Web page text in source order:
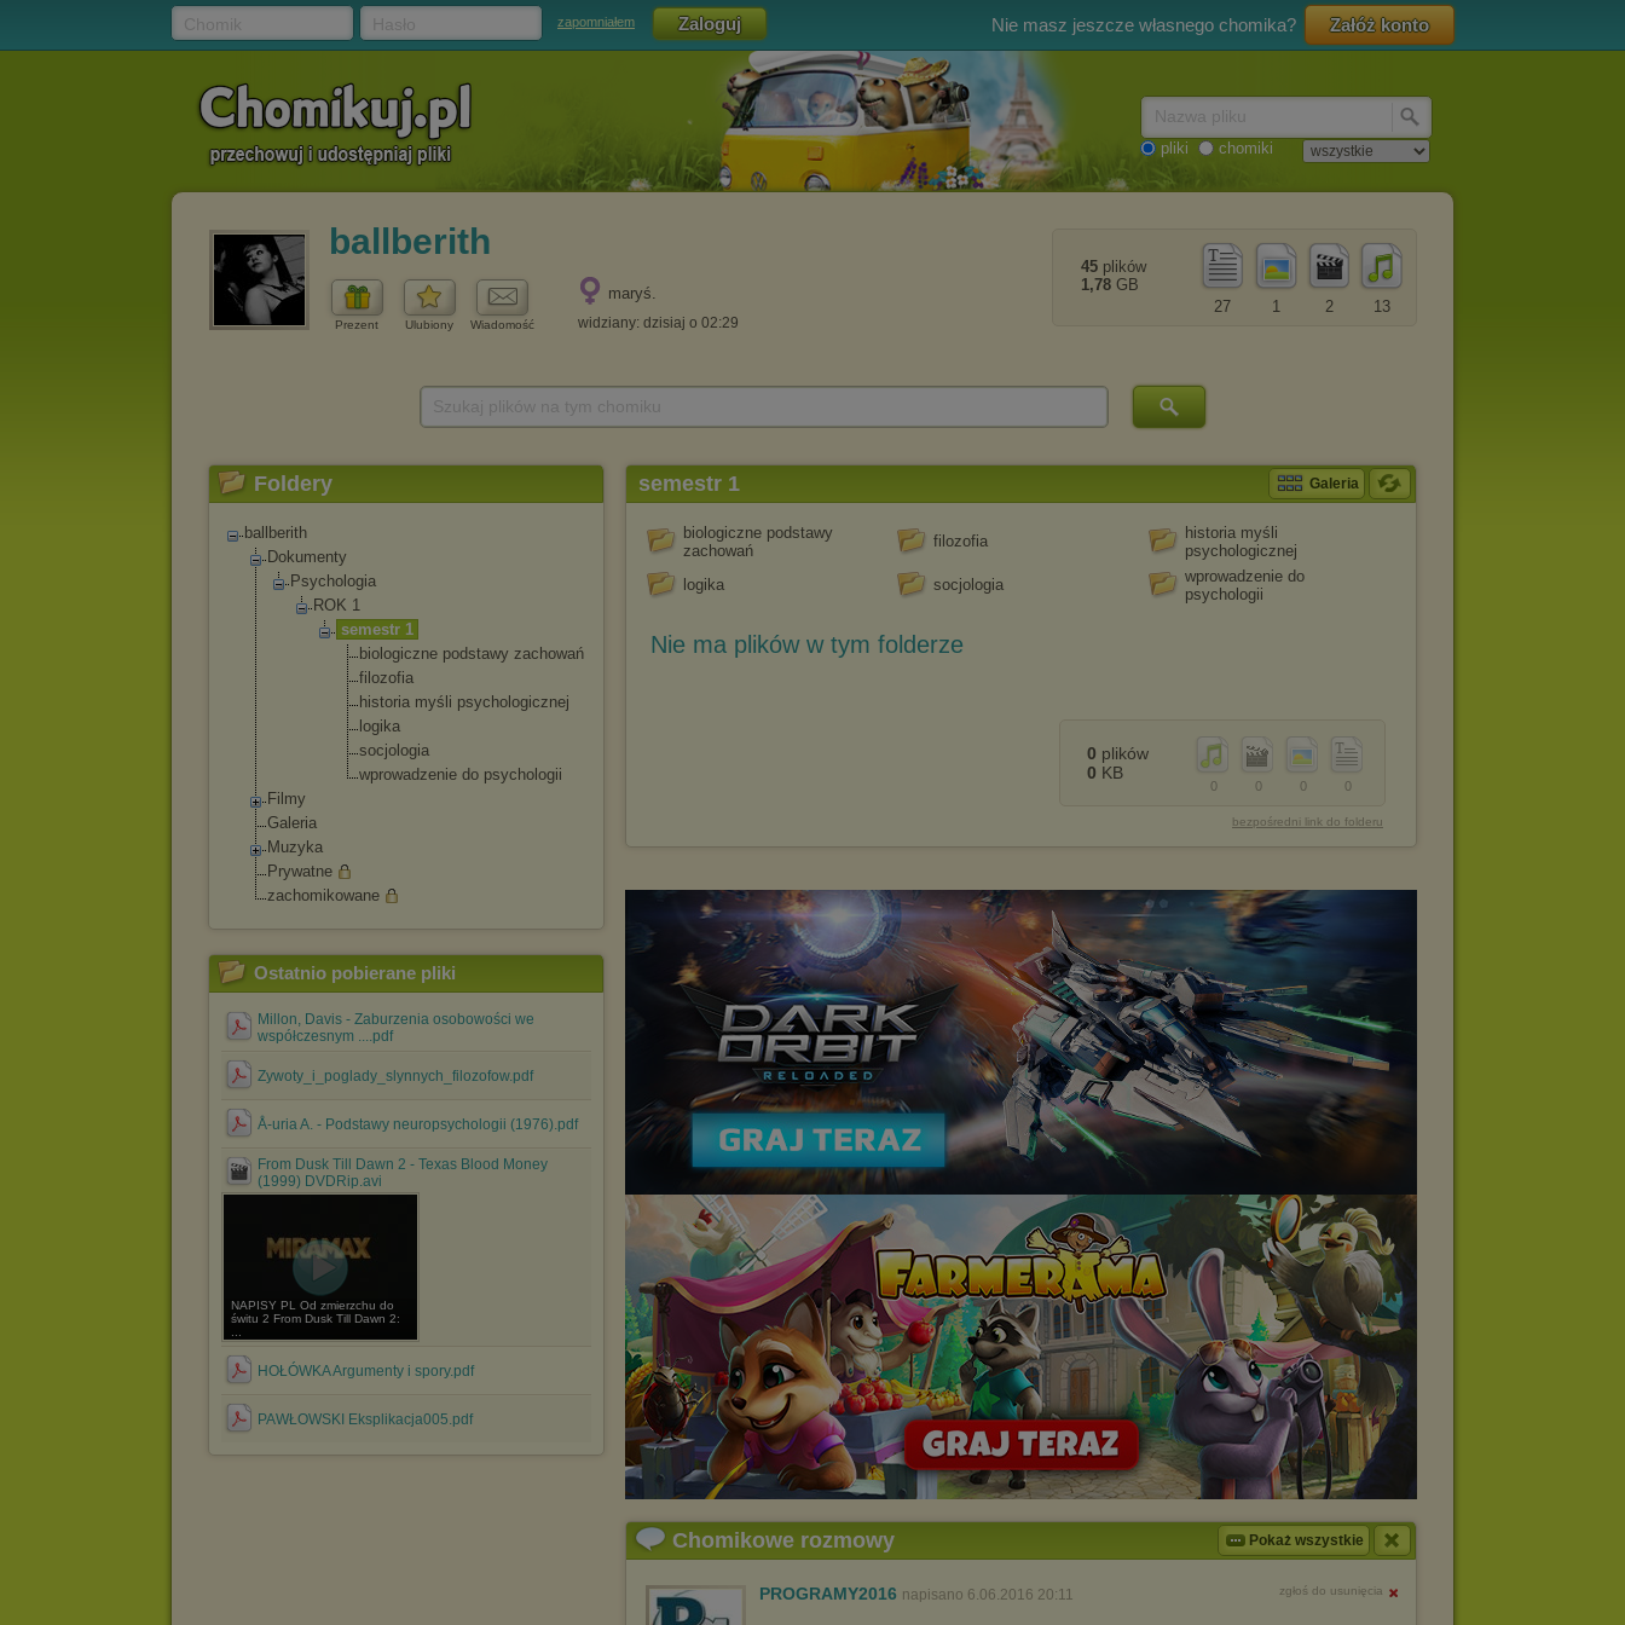
zapomniałem Nie masz jeszcze własnego chomika? Załóż konto
pliki chomiki
ballberith
Prezent Ulubiony Wiadomość
maryś.
widziany: dzisiaj o 02:29
13
2
1
27
45 plików
1,78 GB
Foldery
ballberith
Dokumenty
Psychologia
ROK 1
semestr 1
biologiczne podstawy zachowań
filozofia
historia myśli psychologicznej
logika
socjo logia
wprowadzenie do psychologii
Filmy
Galeria
Muzyka
Prywatne
zachomikowane
Ostatnio pobierane pliki
Millon, Davis - Zaburzenia osobowości we
współczesnym ....pdf
Zywoty_i_poglady_slynnych_filozofow.pdf
Å-uria A. - Podstawy neuropsychologii (1976).pdf
From Dusk Till Dawn 2 - Texas Blood Money
(1999) DVDRip.avi
NAPISY PL Od zmierzchu do
świtu 2 From Dusk Till Dawn 2:
HOŁÓWKA Argumenty i spory.pdf
PAWŁOWSKI Eksplikacja005.pdf
semestr 1 Galeria
biologiczne podstawy
zachowań
filozofia
historia myśli
psychologicznej
logika
socjologia
wprowadzenie do
psychologii
Nie ma plików w tym folderze
0
0
0
0
0 plików
0 KB
bezpośredni link do folderu
Chomikowe rozmowy Pokaż wszystkie
PROGRAMY2016 napisano 6.06.2016 20:11 zgłoś do usunięcia